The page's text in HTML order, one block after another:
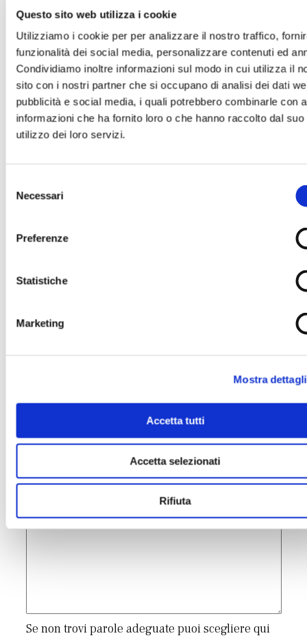
Questo sito web utilizza i cookie
Utilizziamo i cookie per per analizzare il nostro traffico,
funzionalità dei social media, personalizzare contenuti ed
Condividiamo inoltre informazioni sul modo in cui utilizza il
sito con i nostri partner che si occupano di analisi dei dati
pubblicità e social media, i quali potrebbero combinarle con
informazioni che ha fornito loro o che hanno raccolto dal suo
utilizzo dei loro servizi.
delNecessari
Preferenze
Statistiche
Marketing
Mostra dettagli
Accetta tutti
Accetta selezionati
Rifiuta
Compila il modulo con tutti i dati richiesti per
poter inviare le tue condoglianze.
Sarà nostra premura far pervenire alla famiglia
del defunto il tuo messaggio.
Il tuo nome e cognome *
Inserisci un messaggio di cordoglio
Se non trovi parole adeguate puoi scegliere qui